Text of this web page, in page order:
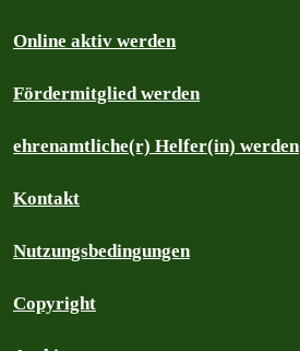
Online aktiv werden
Fördermitglied werden
ehrenamtliche(r) Helfer(in) werden
Kontakt
Nutzungsbedingungen
Copyright